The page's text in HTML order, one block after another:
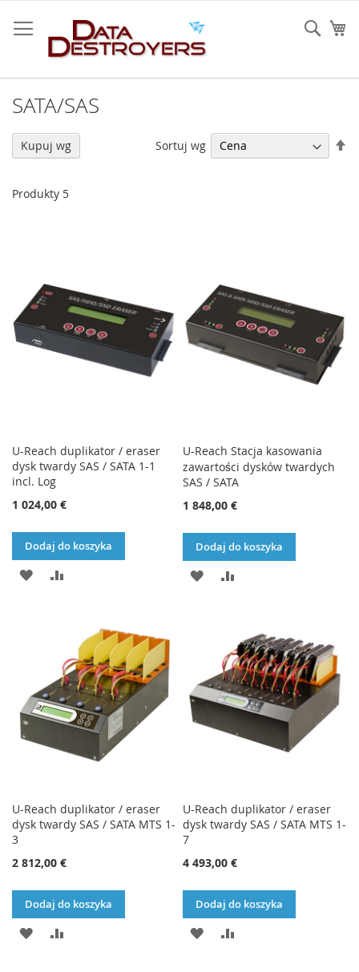
do
treści
SATA/SAS
Produkty 5
Sortuj wg
U-Reach duplikator / eraser
dysk twardy SAS / SATA 1-1
incl. Log
1 024,00 €
Dodaj do koszyka
DODAJ
ŻYCZEŃ
U-Reach Stacja kasowania
zawartości dysków twardych
SAS / SATA
1 848,00 €
Dodaj do koszyka
DODAJ
ŻYCZEŃ
U-Reach duplikator / eraser
dysk twardy SAS / SATA MTS 1-
3
2 812,00 €
Dodaj do koszyka
DODAJ
U-Reach duplikator / eraser
dysk twardy SAS / SATA MTS 1-
7
4 493,00 €
Dodaj do koszyka
DODAJ
Kupuj wg